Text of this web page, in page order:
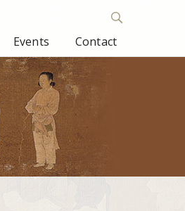
Events Contact